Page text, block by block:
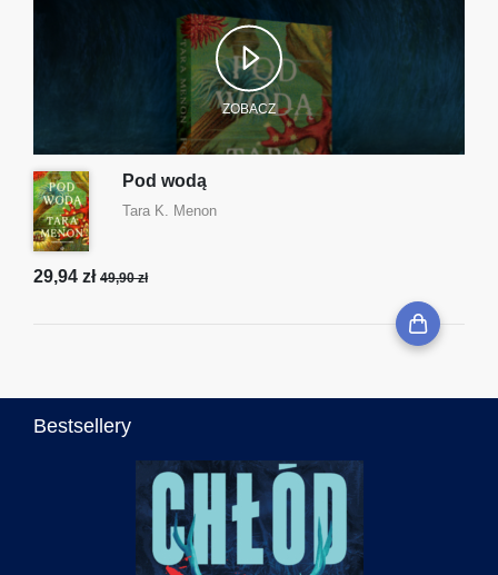
ZOBACZ
Pod wodą
Tara K. Menon
29,94 zł 49,90 zł
Bestsellery